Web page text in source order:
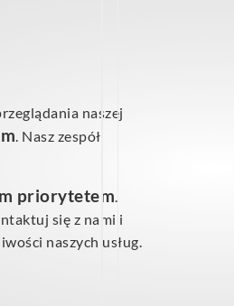
naszej
. Nasz zespół
priorytetem.
się z nami i
naszych usług.